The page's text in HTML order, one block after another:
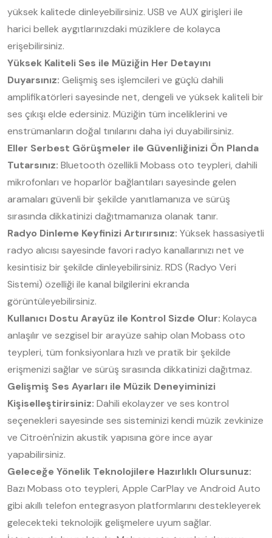
yüksek kalitede dinleyebilirsiniz. USB ve AUX girişleri ile
harici bellek aygıtlarınızdaki müziklere de kolayca
erişebilirsiniz.
Yüksek Kaliteli Ses ile Müziğin Her Detayını
Duyarsınız: Gelişmiş ses işlemcileri ve güçlü dahili
amplifikatörleri sayesinde net, dengeli ve yüksek kaliteli bir
ses çıkışı elde edersiniz. Müziğin tüm inceliklerini ve
enstrümanların doğal tınılarını daha iyi duyabilirsiniz.
Eller Serbest Görüşmeler ile Güvenliğinizi Ön Planda
Tutarsınız: Bluetooth özellikli Mobass oto teypleri, dahili
mikrofonları ve hoparlör bağlantıları sayesinde gelen
aramaları güvenli bir şekilde yanıtlamanıza ve sürüş
sırasında dikkatinizi dağıtmamanıza olanak tanır.
Radyo Dinleme Keyfinizi Artırırsınız: Yüksek hassasiyetli
radyo alıcısı sayesinde favori radyo kanallarınızı net ve
kesintisiz bir şekilde dinleyebilirsiniz. RDS (Radyo Veri
Sistemi) özelliği ile kanal bilgilerini ekranda
görüntüleyebilirsiniz.
Kullanıcı Dostu Arayüz ile Kontrol Sizde Olur: Kolayca
anlaşılır ve sezgisel bir arayüze sahip olan Mobass oto
teypleri, tüm fonksiyonlara hızlı ve pratik bir şekilde
erişmenizi sağlar ve sürüş sırasında dikkatinizi dağıtmaz.
Gelişmiş Ses Ayarları ile Müzik Deneyiminizi
Kişiselleştirirsiniz: Dahili ekolayzer ve ses kontrol
seçenekleri sayesinde ses sisteminizi kendi müzik zevkinize
ve Citroën'nizin akustik yapısına göre ince ayar
yapabilirsiniz.
Geleceğe Yönelik Teknolojilere Hazırlıklı Olursunuz:
Bazı Mobass oto teypleri, Apple CarPlay ve Android Auto
gibi akıllı telefon entegrasyon platformlarını destekleyerek
gelecekteki teknolojik gelişmelere uyum sağlar.